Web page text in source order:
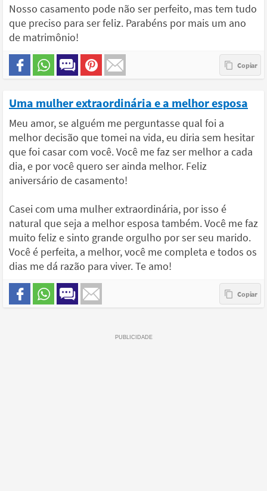
Nosso casamento pode não ser perfeito, mas tem tudo
que preciso para ser feliz. Parabéns por mais um ano
de matrimônio!
Uma mulher extraordinária e a melhor esposa
Meu amor, se alguém me perguntasse qual foi a
melhor decisão que tomei na vida, eu diria sem hesitar
que foi casar com você. Você me faz ser melhor a cada
dia, e por você quero ser ainda melhor. Feliz
aniversário de casamento!
Casei com uma mulher extraordinária, por isso é
natural que seja a melhor esposa também. Você me faz
muito feliz e sinto grande orgulho por ser seu marido.
Você é perfeita, a melhor, você me completa e todos os
dias me dá razão para viver. Te amo!